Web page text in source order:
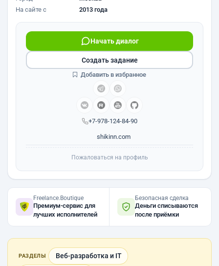
На сайте с
2013 года
+7-978-124-84-90
Начать диалог
shikinn.com
Создать задание
Добавить в избранное
Пожаловаться на профиль
Freelance.Boutique
Премиум-сервис для
лучших исполнителей
Безопасная сделка
Деньги списываются
после приёмки
РАЗДЕЛЫ Веб-разработка и IT